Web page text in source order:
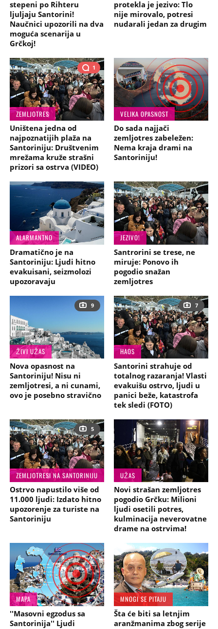
stepeni po Rihteru
ljuljaju Santorini!
Naučnici upozorili na dva
moguća scenarija u
Grčkoj!
protekla je jezivo: Tlo
nije mirovalo, potresi
nudarali jedan za drugim
1
ZEMLJOTRES
Uništena jedna od
najpoznatijih plaža na
Santoriniju: Društvenim
mrežama kruže strašni
prizori sa ostrva (VIDEO)
VELIKA OPASNOST
Do sada najjači
zemljotres zabeležen:
Nema kraja drami na
Santoriniju!
ALARMANTNO
Dramatično je na
Santoriniju: Ljudi hitno
evakuisani, seizmolozi
upozoravaju
JEZIVO!
Santrorini se trese, ne
miruje: Ponovo ih
pogodio snažan
zemljotres
9
ŽIVI UŽAS
Nova opasnost na
Santoriniju! Nisu ni
zemljotresi, a ni cunami,
ovo je posebno stravično
7
HAOS
Santorini strahuje od
totalnog razaranja! Vlasti
evakuišu ostrvo, ljudi u
panici beže, katastrofa
tek sledi (FOTO)
5
ZEMLJOTRESI NA SANTORINIJU
Ostrvo napustilo više od
11.000 ljudi: Izdato hitno
upozorenje za turiste na
Santoriniju
UŽAS
Novi strašan zemljotres
pogodio Grčku: Milioni
ljudi osetili potres,
kulminacija neverovatne
drame na ostrvima!
MAPA
''Masovni egzodus sa
Santorinija'' Ljudi
MNOGI SE PITAJU
Šta će biti sa letnjim
aranžmanima zbog serije